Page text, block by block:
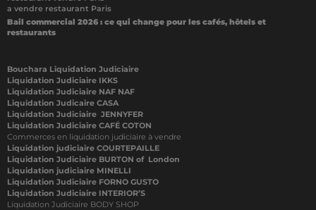
a vendre restaurant Paris
Bail commercial 2026 : ce qui change pour les cafés, hôtels et
restaurants
Bouchara Liquidation Judiciaire
Liquidation Judiciaire IKKS
Liquidation Judiciaire NAF NAF
Liquidation Judicaire CASA
Liquidation Judiciaire JENNYFER
Liquidation Judiciaire CAFÉ COTON
Commerces en liquidation judiciaire à vendre
Liquidation judiciaire COURTEPAILLE
Liquidation Judiciaire BURTON of London
Liquidation judiciaire MINELLI
Liquidation Judiciaire FORNO GUSTO
Liquidation Judiciaire INTERIOR’S
Liquidation Judiciaire BODY SHOP